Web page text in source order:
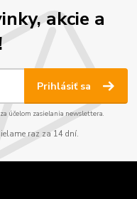
akcie a
Prihlásiť sa
za účelom zasielania newslettera.
raz za 14 dní.